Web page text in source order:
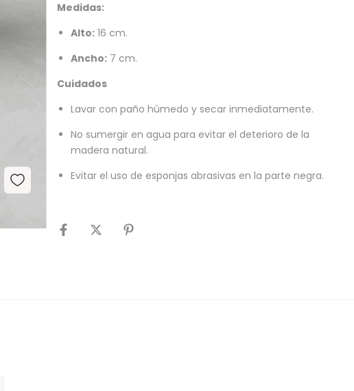
Medidas:
Alto: 16 cm.
Ancho: 7 cm.
Cuidados
Lavar con paño húmedo y secar inmediatamente.
No sumergir en agua para evitar el deterioro de la
madera natural.
Evitar el uso de esponjas abrasivas en la parte negra.